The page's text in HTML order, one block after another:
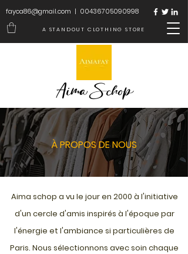
fayca86@gmail.com | 00436705090998
A STANDOUT CLOTHING STORE
Aima Schop
À PROPOS DE NOUS
Aima schop a vu le jour en 2000 à l'initiative
d'un cercle d'amis inspirés à l'époque par
l'énergie et l'ambiance si particulières de
Paris. Nous sélectionnons avec soin chaque